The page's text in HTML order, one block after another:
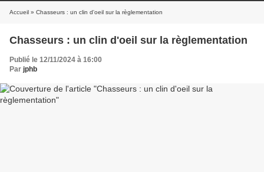
Accueil » Chasseurs : un clin d'oeil sur la règlementation
Chasseurs : un clin d'oeil sur la règlementation
Publié le 12/11/2024 à 16:00
Par jphb